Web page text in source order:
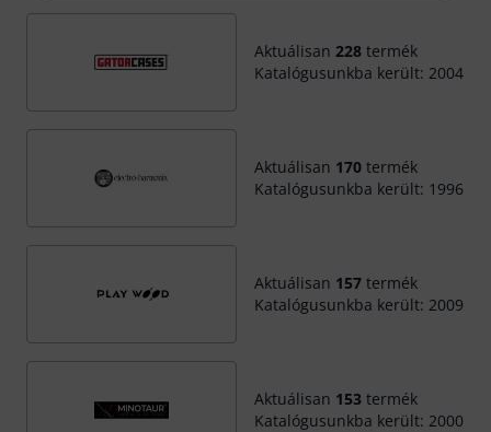
Aktuálisan 228termék
Katalógusunkba került: 2004
Aktuálisan 170termék
Katalógusunkba került: 1996
Aktuálisan 157termék
Katalógusunkba került: 2009
Aktuálisan 153termék
Katalógusunkba került: 2000